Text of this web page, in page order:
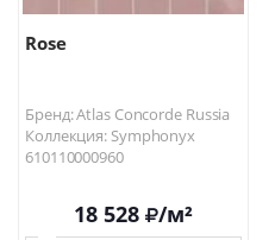
Rose
Бренд: Atlas Concorde Russia
Коллекция: Symphonyx
610110000960
18 528 /м²